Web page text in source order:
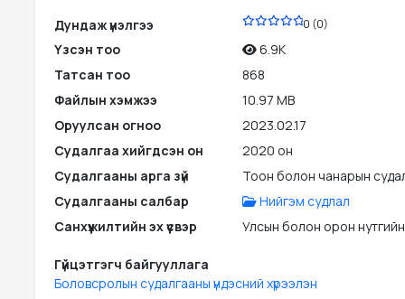
Дундаж үнэлгээ 0 (0)
Үзсэн тоо
6.9K
Татсан тоо
868
Файлын хэмжээ
10.97 MB
Оруулсан огноо
2023.02.17
Судалгаа хийгдсэн он
2020 он
Судалгааны арга зүй
Тоон болон чанарын
Судалгааны салбар
Нийгэм судлал
Санхүүжилтийн эх үүсвэр
Улсын болон орон
Гүйцэтгэгч байгууллага
Боловсролын судалгааны үндэсний хүрээлэн